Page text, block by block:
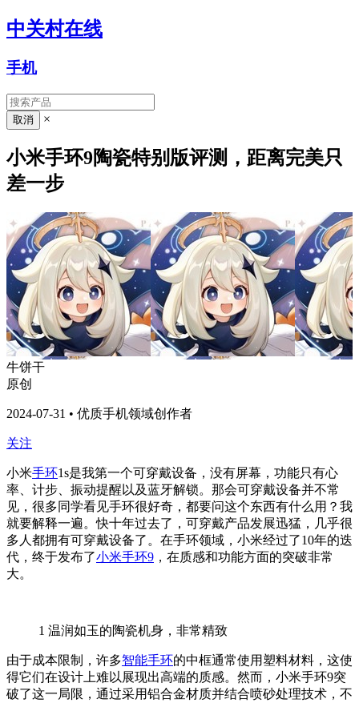
中关村在线
手机
×
小米手环9陶瓷特别版评测，距离完美只
差一步
牛饼干
原创
2024-07-31 • 优质手机领域创作者
关注
小米手环1s是我第一个可穿戴设备，没有屏幕，功能只有心
率、计步、振动提醒以及蓝牙解锁。那会可穿戴设备并不常
见，很多同学看见手环很好奇，都要问这个东西有什么用？我
就要解释一遍。快十年过去了，可穿戴产品发展迅猛，几乎很
多人都拥有可穿戴设备了。在手环领域，小米经过了10年的迭
代，终于发布了小米手环9 ，在质感和功能方面的突破非常
大。
1 温润如玉的陶瓷机身，非常精致
由于成本限制，许多智能手环的中框通常使用塑料材料，这使
得它们在设计上难以展现出高端的质感。然而，小米手环9突
破了这一局限，通过采用铝合金材质并结合喷砂处理技术，不